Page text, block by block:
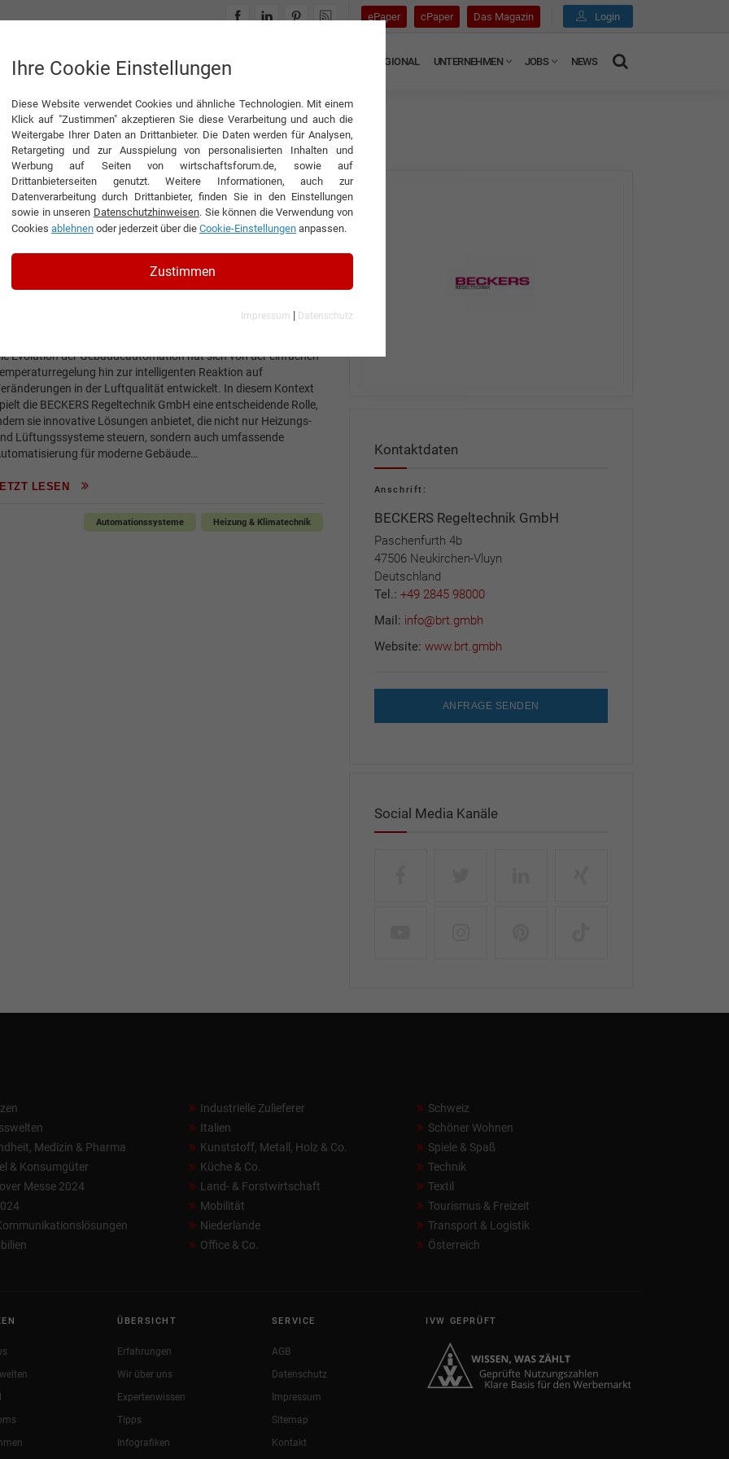
ePaper cPaper Das Magazin Login
INTERVIEWS REGIONAL UNTERNEHMEN JOBS NEWS
Regeltechnik GmbH
Interview
Interview mit Martin Hill, Geschäftsführer der BECKERS
Evolution der Gebäudeautomation hat sich von der einfachen
hin zur intelligenten Reaktion auf
in der Luftqualität entwickelt. In diesem Kontext
die BECKERS Regeltechnik GmbH eine entscheidende Rolle,
sie innovative Lösungen anbietet, die nicht nur Heizungs-
Lüftungssysteme steuern, sondern auch umfassende
für moderne Gebäude…
LESEN
Automationssysteme Heizung & Klimatechnik
Kontaktdaten
Anschrift:
BECKERS Regeltechnik GmbH
Paschenfurth 4b
47506 Neukirchen-Vluyn
Deutschland
Tel.: +49 2845 98000
Mail: info@brt.gmbh
Website: www.brt.gmbh
ANFRAGE SENDEN
Social Media Kanäle
Medizin & Pharma
& Konsumgüter
Messe 2024
Industrielle Zulieferer
Italien
Kunststoff, Metall, Holz & Co.
Küche & Co.
Land- & Forstwirtschaft
Mobilität
Niederlande
Office & Co.
Schweiz
Schöner Wohnen
Spiele & Spaß
Technik
Textil
Tourismus & Freizeit
Transport & Logistik
Österreich
ÜBERSICHT
Erfahrungen
Wir über uns
Expertenwissen
Tipps
Infografiken
SERVICE
AGB
Datenschutz
Impressum
Sitemap
Kontakt
IVW GEPRÜFT
Ihre Cookie Einstellungen
Diese Website verwendet Cookies und ähnliche Technologien. Mit einem
Klick auf "Zustimmen" akzeptieren Sie diese Verarbeitung und auch die
Weitergabe Ihrer Daten an Drittanbieter. Die Daten werden für Analysen,
Retargeting und zur Ausspielung von personalisierten Inhalten und
Werbung auf Seiten von wirtschaftsforum.de, sowie auf
Drittanbieterseiten genutzt. Weitere Informationen, auch zur
Datenverarbeitung durch Drittanbieter, finden Sie in den Einstellungen
sowie in unseren Datenschutzhinweisen. Sie können die Verwendung von
Cookies ablehnen oder jederzeit über die Cookie-Einstellungen anpassen.
Zustimmen
Impressum | Datenschutz